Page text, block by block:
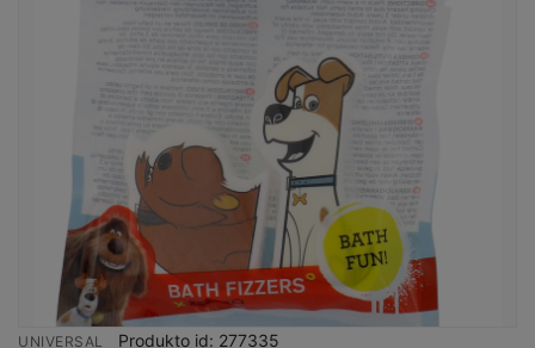
UNIVERSAL Produkto id: 277335